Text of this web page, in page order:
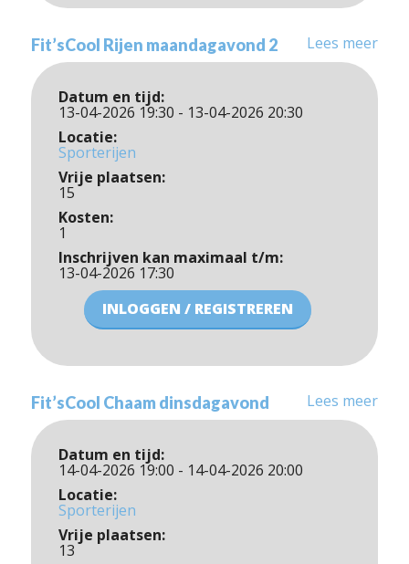
Fit’sCool Rijen maandagavond 2 Lees meer
Datum en tijd:
13-04-2026 19:30 - 13-04-2026 20:30
Locatie:
Sporterijen
Vrije plaatsen:
15
Kosten:
1
Inschrijven kan maximaal t/m:
13-04-2026 17:30
INLOGGEN / REGISTREREN
Fit’sCool Chaam dinsdagavond Lees meer
Datum en tijd:
14-04-2026 19:00 - 14-04-2026 20:00
Locatie:
Sporterijen
Vrije plaatsen:
13